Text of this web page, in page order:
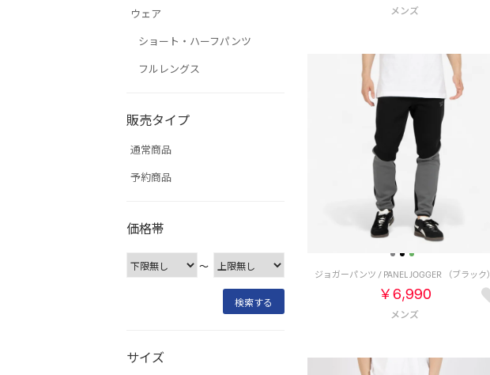
ウェア
ショート・ハーフパンツ
フルレングス
販売タイプ
通常商品
予約商品
価格帯
〜
サイズ
ジョガーパンツ / PANEL JOGGER （ブラック）
￥6,990